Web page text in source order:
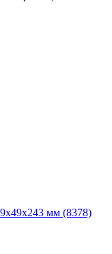
мм (8378)